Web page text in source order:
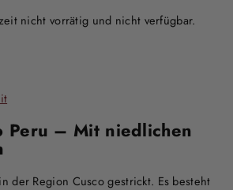
nicht vorrätig und nicht verfügbar.
Peru – Mit niedlichen
der Region Cusco gestrickt. Es besteht